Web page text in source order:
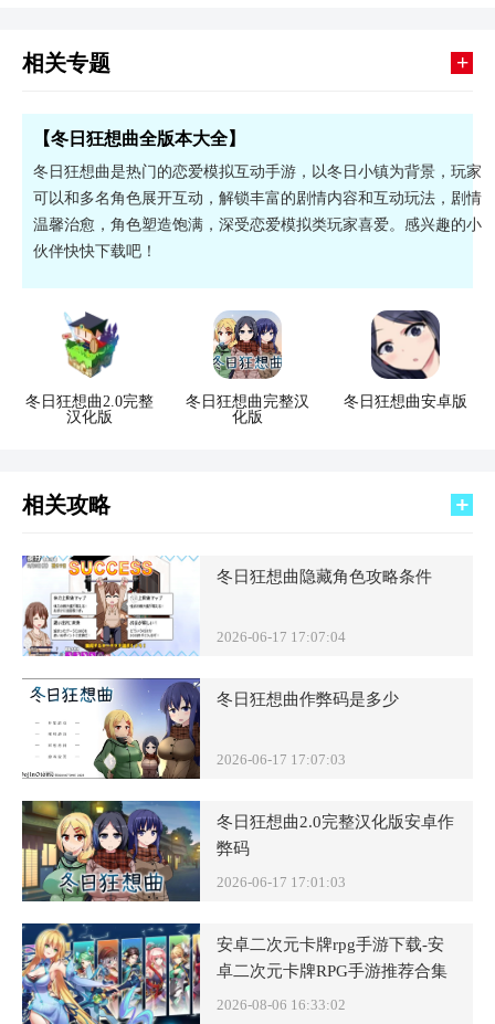
相关专题 +
【冬日狂想曲全版本大全】
冬日狂想曲是热门的恋爱模拟互动手游，以冬日小镇为背景，玩家
可以和多名角色展开互动，解锁丰富的剧情内容和互动玩法，剧情
温馨治愈，角色塑造饱满，深受恋爱模拟类玩家喜爱。感兴趣的小
伙伴快快下载吧！
冬日狂想曲2.0完整
汉化版
冬日狂想曲完整汉
化版
冬日狂想曲安卓版
相关攻略
冬日狂想曲隐藏角色攻略条件
2026-06-17 17:07:04
冬日狂想曲作弊码是多少
2026-06-17 17:07:03
冬日狂想曲2.0完整汉化版安卓作
弊码
2026-06-17 17:01:03
安卓二次元卡牌rpg手游下载-安
卓二次元卡牌RPG手游推荐合集
2026-08-06 16:33:02